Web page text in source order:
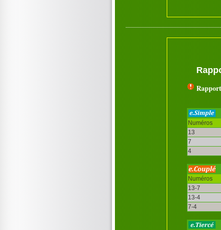
Numéros
13
7
4
Numéros
13-7
13-4
7-4